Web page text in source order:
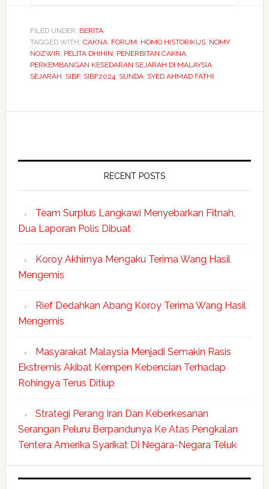
FILED UNDER: BERITA
TAGGED WITH: CAKNA, FORUM, HOMO HISTORIKUS, NOMY
NOZWIR, PELITA DHIHIN, PENERBITAN CAKNA,
PERKEMBANGAN KESEDARAN SEJARAH DI MALAYSIA,
SEJARAH, SIBF, SIBF2024, SUNDA, SYED AHMAD FATHI
RECENT POSTS
Team Surplus Langkawi Menyebarkan Fitnah,
Dua Laporan Polis Dibuat
Koroy Akhirnya Mengaku Terima Wang Hasil
Mengemis
Rief Dedahkan Abang Koroy Terima Wang Hasil
Mengemis
Masyarakat Malaysia Menjadi Semakin Rasis
Ekstremis Akibat Kempen Kebencian Terhadap
Rohingya Terus Ditiup
Strategi Perang Iran Dan Keberkesanan
Serangan Peluru Berpandunya Ke Atas Pengkalan
Tentera Amerika Syarikat Di Negara-Negara Teluk